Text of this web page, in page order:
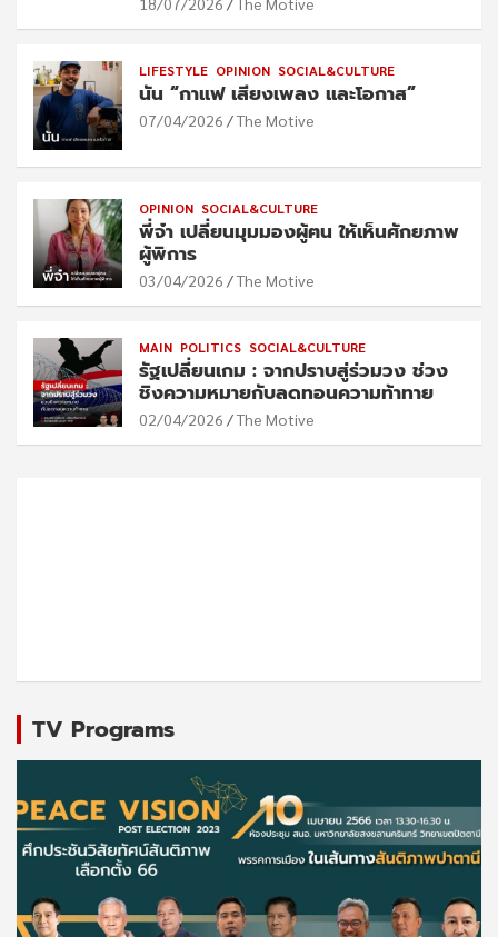
LIFESTYLE OPINION SOCIAL&CULTURE
นัน “กาแฟ เสียงเพลง และโอกาส”
07/04/2026 The Motive
OPINION SOCIAL&CULTURE
พี่จ๋า เปลี่ยนมุมมองผู้ฅน ให้เห็นศักยภาพ
ผู้พิการ
03/04/2026 The Motive
MAIN POLITICS SOCIAL&CULTURE
รัฐเปลี่ยนเกม : จากปราบสู่ร่วมวง ช่วง
ชิงความหมายกับลดทอนความท้าทาย
02/04/2026 The Motive
TV Programs